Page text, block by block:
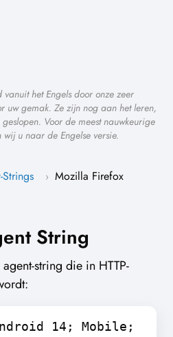
het Engels door onze zeer
uw gemak. Ze zijn nog aan het leren,
Voor de meest nauwkeurige
u naar de Engelse versie.
› Mozilla Firefox
String
string die in HTTP-
14; Mobile;